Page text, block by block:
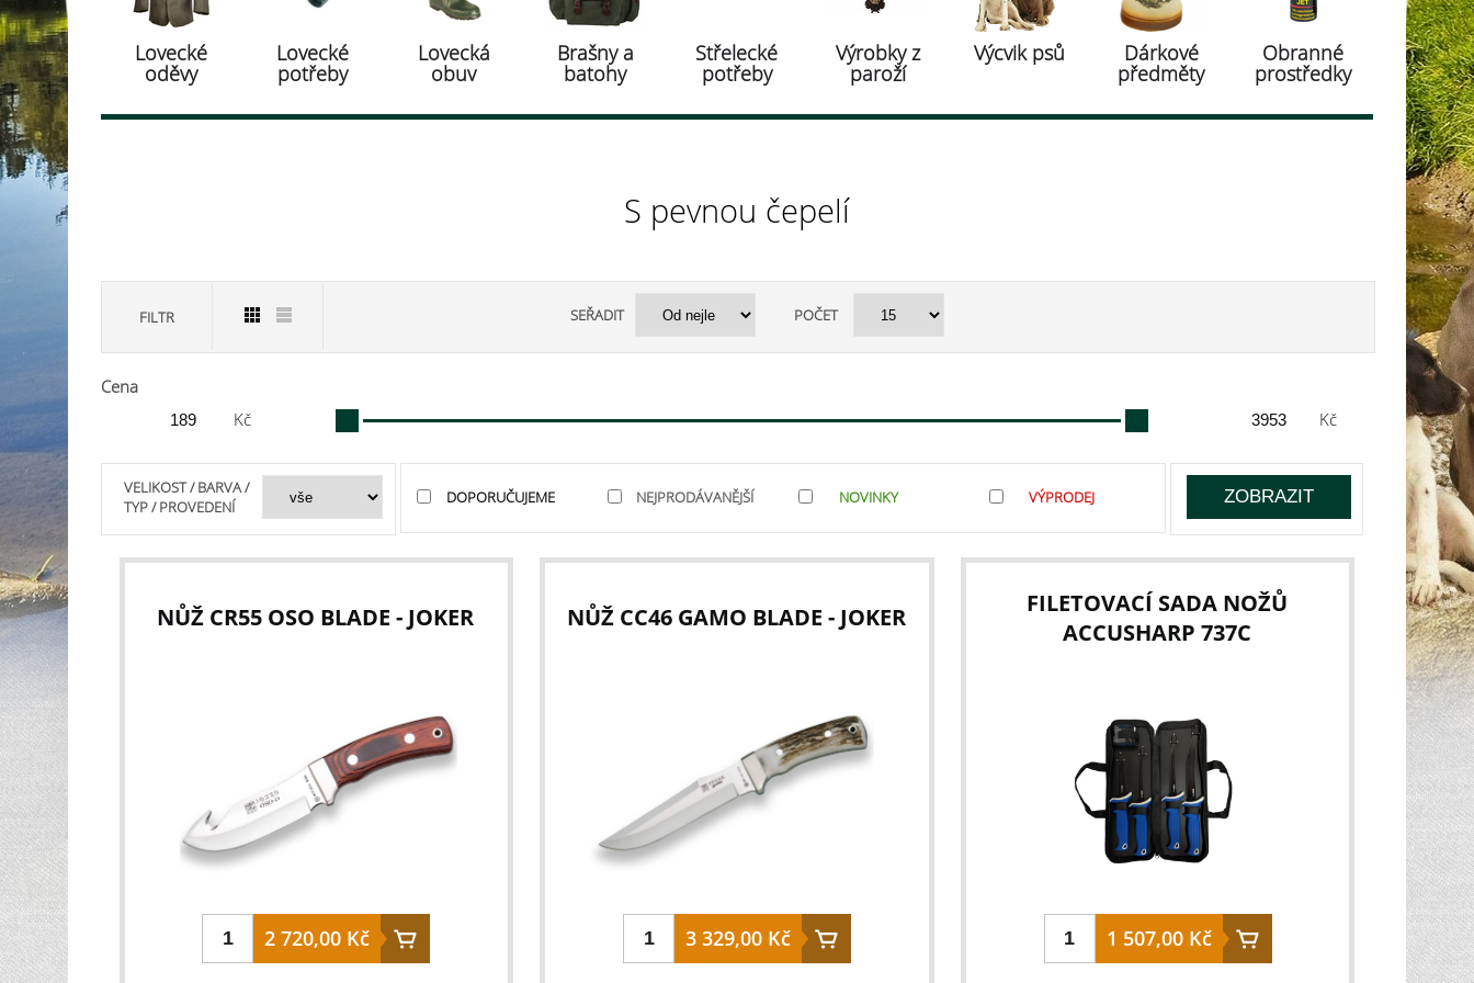
Lovecké
oděvy
Lovecké
potřeby
Lovecká
obuv
Brašny a
batohy
Střelecké
potřeby
Výrobky z
paroží
Výcvik psů Dárkové
předměty
Obranné
prostředky
S pevnou čepelí
FILTR SEŘADIT POČET
Cena
Kč
Kč
VELIKOST / BARVA /
TYP / PROVEDENÍ
DOPORUČUJEME NEJPRODÁVANĚJŠÍ NOVINKY VÝPRODEJ
NŮŽ CR55 OSO BLADE - JOKER
2 720,00 Kč
NŮŽ CC46 GAMO BLADE - JOKER
3 329,00 Kč
FILETOVACÍ SADA NOŽŮ
ACCUSHARP 737C
1 507,00 Kč